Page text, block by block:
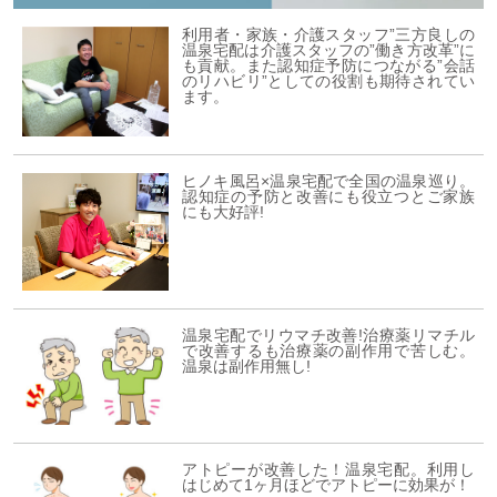
利用者・家族・介護スタッフ”三方良しの
温泉宅配は介護スタッフの”働き方改革”に
も貢献。また認知症予防につながる”会話
のリハビリ”としての役割も期待されてい
ます。
ヒノキ風呂×温泉宅配で全国の温泉巡り。
認知症の予防と改善にも役立つとご家族
にも大好評!
温泉宅配でリウマチ改善!治療薬リマチル
で改善するも治療薬の副作用で苦しむ。
温泉は副作用無し!
アトピーが改善した！温泉宅配。利用し
はじめて1ヶ月ほどでアトピーに効果が！